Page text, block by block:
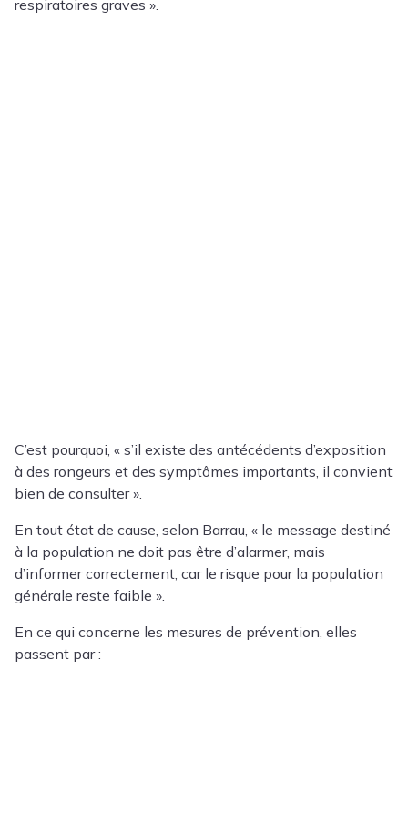
respiratoires graves ».
C’est pourquoi, « s’il existe des antécédents d’exposition
à des rongeurs et des symptômes importants, il convient
bien de consulter ».
En tout état de cause, selon Barrau, « le message destiné
à la population ne doit pas être d’alarmer, mais
d’informer correctement, car le risque pour la population
générale reste faible ».
En ce qui concerne les mesures de prévention, elles
passent par :